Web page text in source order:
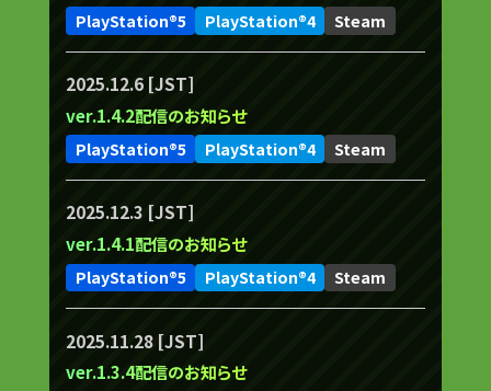
PlayStation®5 PlayStation®4 Steam
2025.12.6 [JST]
ver.1.4.2配信のお知らせ
PlayStation®5 PlayStation®4 Steam
2025.12.3 [JST]
ver.1.4.1配信のお知らせ
PlayStation®5 PlayStation®4 Steam
2025.11.28 [JST]
ver.1.3.4配信のお知らせ